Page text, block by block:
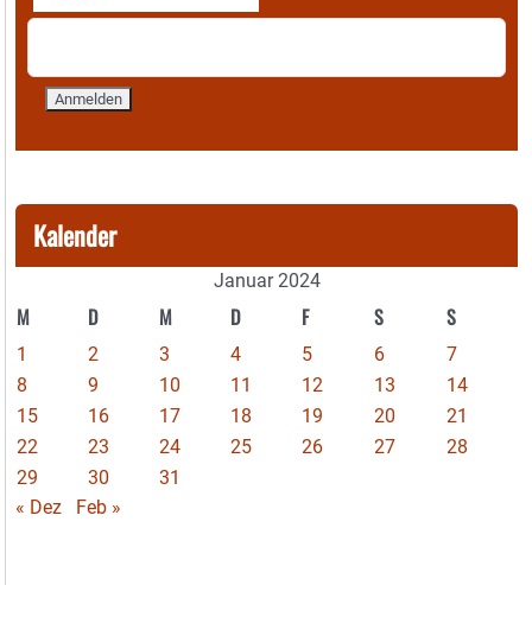
Kalender
Januar 2024
M D M D F S S
1 2 3 4 5 6
7
8
9 10 11 12 13
14
15
16 17 18 19 20
21
22
23 24 25 26 27
28
29
30
31
« Dez
Feb »